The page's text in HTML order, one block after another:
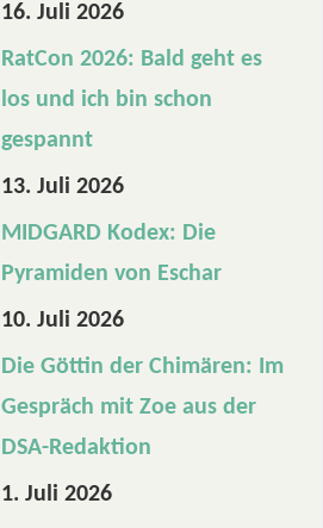
t
e
n
M
I
D
G
A
R
16. Juli 2026
RatCon 2026: Bald geht es
los und ich bin schon
gespannt
13. Juli 2026
MIDGARD Kodex: Die
Pyramiden von Eschar
10. Juli 2026
Die Göttin der Chimären: Im
Gespräch mit Zoe aus der
DSA-Redaktion
1. Juli 2026